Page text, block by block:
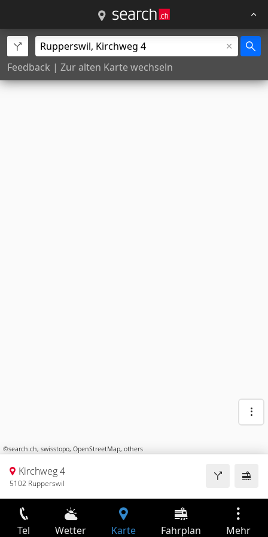
Feedback | Zur alten Karte wechseln
©search.ch, swisstopo, OpenStreetMap, others
Kirchweg 4
5102 Rupperswil
Tel Wetter Karte Fahrplan Mehr